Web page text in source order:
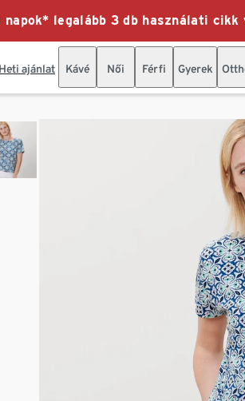
napok* legalább 3 db használati
Heti ajánlat Kávé Női Férfi Gyerek